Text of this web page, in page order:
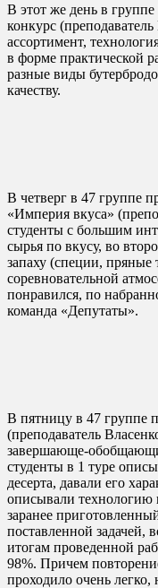
В этот же день в
конкурс
ассортимент,
в форме практической
разные виды
качеству.
В четверг в 47 группе
«Империя вкуса»
студенты с большим
сырья по вкусу, во
запаху (специи,
соревновательной
понравился, по
команда «Депутаты».
В пятницу в 47 группе
(преподаватель
завершающе-
студенты в 1 туре
десерта, давали его
описывали технологию
заранее
поставленной задачей,
итогам проведенной
98%. Причем
проходило очень